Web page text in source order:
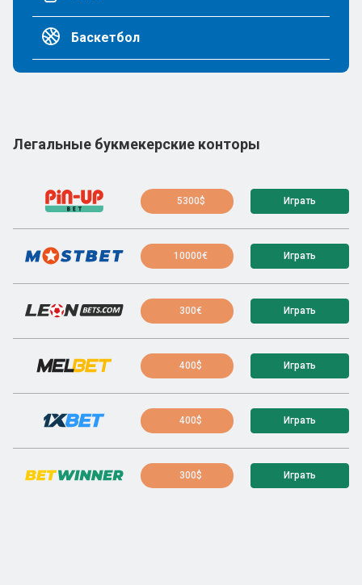
Баскетбол
Легальные букмекерские конторы
5300$ Играть
10000€ Играть
300€ Играть
400$ Играть
400$ Играть
300$ Играть